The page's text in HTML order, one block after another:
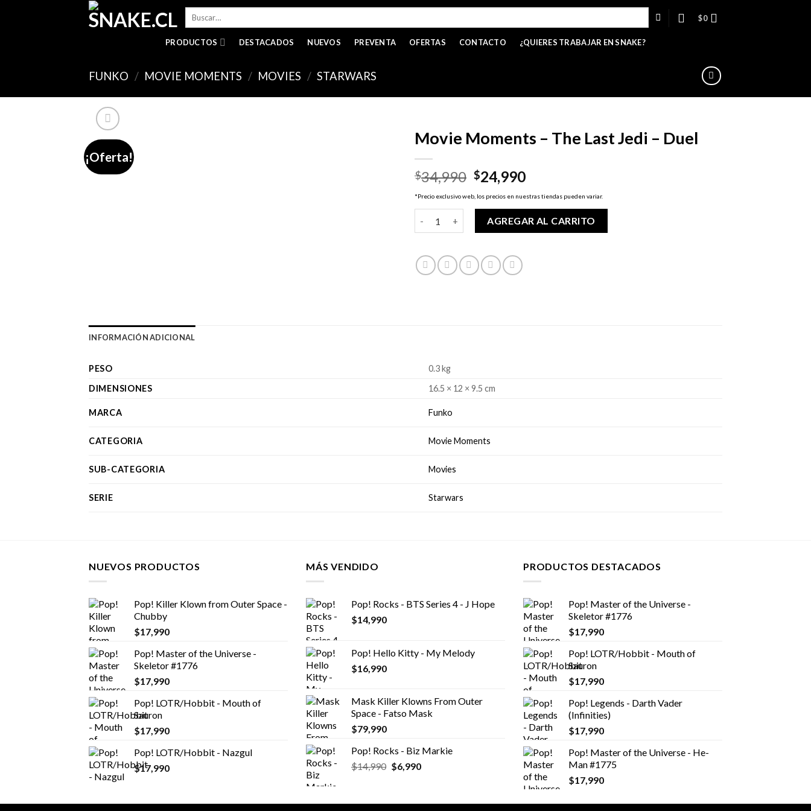
Buscar
$0
PRODUCTOS DESTACADOS NUEVOS PREVENTA OFERTAS CONTACTO ¿QUIERES TRABAJAR EN SNAKE?
FUNKO / MOVIE MOMENTS / MOVIES / STARWARS
¡Oferta!
Movie Moments – The Last Jedi – Duel
$34,990 El
precio
original
era:
$34,990.
$24,990El
precio
actual
es:
$24,990.
*Precio exclusivo web, los precios en nuestras tiendas pueden variar.
AGREGAR AL CARRITO
INFORMACIÓN ADICIONAL
PESO
0.3 kg
DIMENSIONES
16.5 × 12 × 9.5 cm
MARCA Funko
CATEGORIA Movie Moments
SUB-CATEGORIA Movies
SERIE Starwars
NUEVOS PRODUCTOS
Pop! Killer Klown from Outer Space -
Chubby
$17,990
Pop! Master of the Universe -
Skeletor #1776
$17,990
Pop! LOTR/Hobbit - Mouth of
Sauron
$17,990
Pop! LOTR/Hobbit - Nazgul
$17,990
MÁS VENDIDO
Pop! Rocks - BTS Series 4 - J Hope
$14,990
Pop! Hello Kitty - My Melody
$16,990
Mask Killer Klowns From Outer
Space - Fatso Mask
$79,990
Pop! Rocks - Biz Markie
$14,990 El
era:
$6,990El
es:
PRODUCTOS DESTACADOS
Pop! Master of the Universe -
Skeletor #1776
$17,990
Pop! LOTR/Hobbit - Mouth of
Sauron
$17,990
Pop! Legends - Darth Vader
(Infinities)
$17,990
Pop! Master of the Universe - He-
Man #1775
$17,990